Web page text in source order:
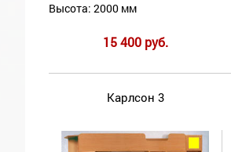
Высота: 2000 мм
15 400 руб.
Карлсон 3